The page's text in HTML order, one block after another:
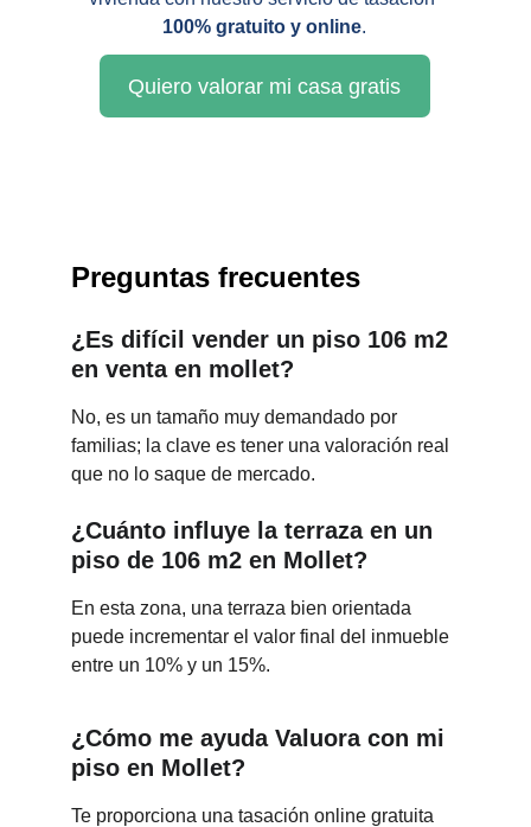
Quiero valorar mi casa gratis
100% gratuito y online.
Preguntas frecuentes
¿Es difícil vender un piso 106 m2
en venta en mollet?
No, es un tamaño muy demandado por
familias; la clave es tener una valoración real
que no lo saque de mercado.
¿Cuánto influye la terraza en un
piso de 106 m2 en Mollet?
En esta zona, una terraza bien orientada
puede incrementar el valor final del inmueble
entre un 10% y un 15%.
¿Cómo me ayuda Valuora con mi
piso en Mollet?
Te proporciona una tasación online gratuita